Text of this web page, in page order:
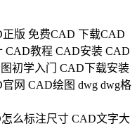
版 免费CAD 下载CAD
CAD教程 CAD安装 CAD
初学入门
CAD下载安装
网 CAD绘图 dwg dwg格
么标注尺寸 CAD文字大